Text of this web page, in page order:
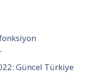
Güncel Türkiye